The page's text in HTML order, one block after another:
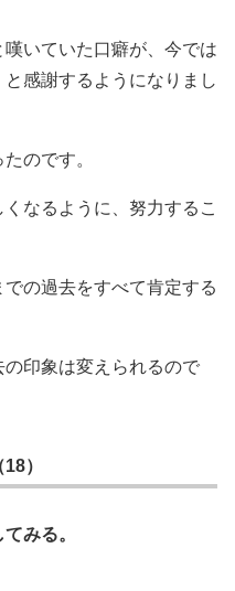
嘆いていた口癖が、今では
と感謝するようになりまし
のです。
なるように、努力するこ
の過去をすべて肯定する
印象は変えられるので
）
みる。